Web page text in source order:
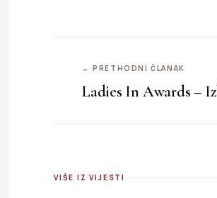
← PRETHODNI ČLANAK
Ladies In Awards –
VIŠE IZ VIJESTI